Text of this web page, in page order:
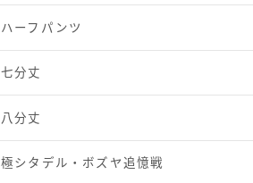
ハーフパンツ
七分丈
八分丈
極シタデル・ボズヤ追憶戦